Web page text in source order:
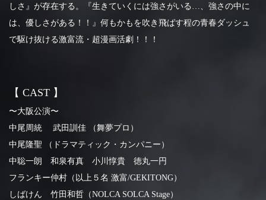
しさ』が存在する。『生きていくには強さがいる…、強さの中に
は、優しさがある！！』何もかもを吹き飛ばす程の青春ダッシュ
で駆け抜ける激富流・超漫画活劇！！！
【 CAST 】
〜大阪公演〜
中尾周統 武田訓佳 （舞夢プロ）
中尾隆聖 （ドラマティック・カンパニー）
中聡一朗 和泉有真 小川惇貴 徳丸一円
フランキー仲村 （以上５名 激富/GEKITONG）
しばけん 竹田和哲（NOLCA SOLCA Stage）